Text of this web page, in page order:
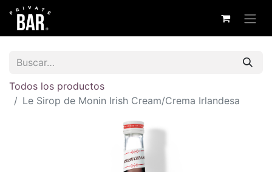
Todos los productos
Le Sirop de Monin Irish Cream/Crema Irlandesa